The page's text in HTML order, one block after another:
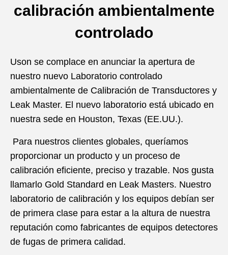
calibración ambientalmente
controlado
Uson se complace en anunciar la apertura de
nuestro nuevo Laboratorio controlado
ambientalmente de Calibración de Transductores y
Leak Master. El nuevo laboratorio está ubicado en
nuestra sede en Houston, Texas (EE.UU.).
Para nuestros clientes globales, queríamos
proporcionar un producto y un proceso de
calibración eficiente, preciso y trazable. Nos gusta
llamarlo Gold Standard en Leak Masters. Nuestro
laboratorio de calibración y los equipos debían ser
de primera clase para estar a la altura de nuestra
reputación como fabricantes de equipos detectores
de fugas de primera calidad.